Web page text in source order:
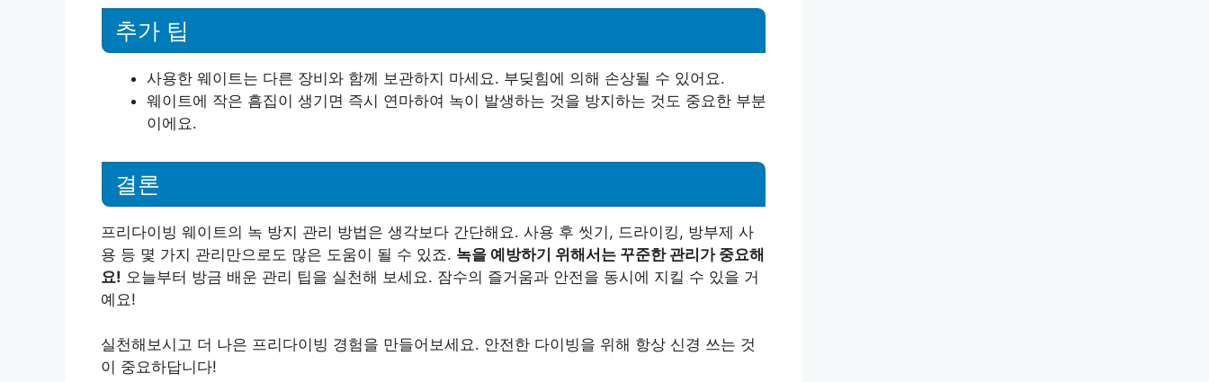
추가 팁
사용한 웨이트는 다른 장비와 함께 보관하지 마세요. 부딪힘에 의해 손상될 수 있어요.
웨이트에 작은 흠집이 생기면 즉시 연마하여 녹이 발생하는 것을 방지하는 것도 중요한 부분
이에요.
결론
프리다이빙 웨이트의 녹 방지 관리 방법은 생각보다 간단해요. 사용 후 씻기, 드라이킹, 방부제 사
용 등 몇 가지 관리만으로도 많은 도움이 될 수 있죠. 녹을 예방하기 위해서는 꾸준한 관리가 중요해
요! 오늘부터 방금 배운 관리 팁을 실천해 보세요. 잠수의 즐거움과 안전을 동시에 지킬 수 있을 거
예요!
실천해보시고 더 나은 프리다이빙 경험을 만들어보세요. 안전한 다이빙을 위해 항상 신경 쓰는 것
이 중요하답니다!